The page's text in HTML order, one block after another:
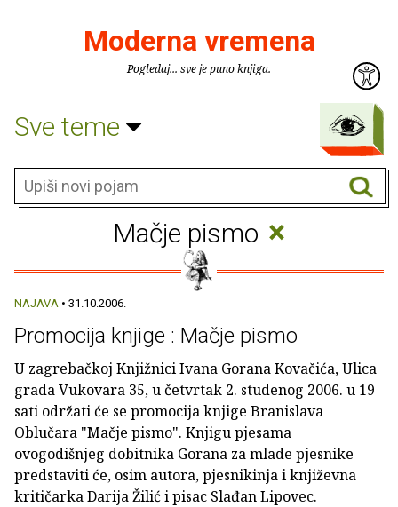
Moderna vremena
Pogledaj... sve je puno knjiga.
Sve teme
Mačje pismo ×
NAJAVA • 31.10.2006.
Promocija knjige : Mačje pismo
U zagrebačkoj Knjižnici Ivana Gorana Kovačića, Ulica
grada Vukovara 35, u četvrtak 2. studenog 2006. u 19
sati održati će se promocija knjige Branislava
Oblučara "Mačje pismo". Knjigu pjesama
ovogodišnjeg dobitnika Gorana za mlade pjesnike
predstaviti će, osim autora, pjesnikinja i književna
kritičarka Darija Žilić i pisac Slađan Lipovec.